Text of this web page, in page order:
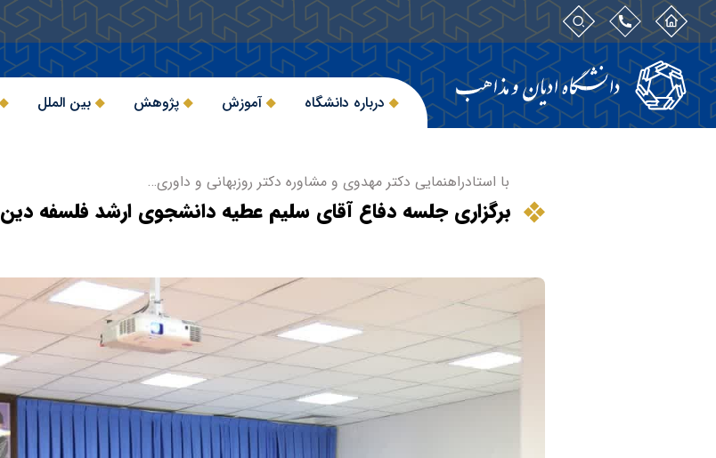
درباره دانشگاه آموزش پژوهش بین الملل
با استادراهنمایی دکتر مهدوی و مشاوره دکتر روزبهانی و داوری…
برگزاری جلسه دفاع آقای سلیم عطیه دانشجوی ارشد فلسفه دین